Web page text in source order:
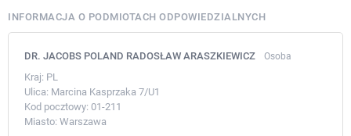
INFORMACJA O PODMIOTACH ODPOWIEDZIALNYCH
DR. JACOBS POLAND RADOSŁAW ARASZKIEWICZ Osoba
Kraj: PL
Ulica: Marcina Kasprzaka 7/U1
Kod pocztowy: 01-211
Miasto: Warszawa